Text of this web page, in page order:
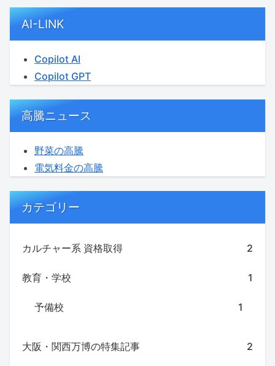
AI-LINK
Copilot AI
Copilot GPT
高騰ニュース
野菜の高騰
電気料金の高騰
カテゴリー
カルチャー系 資格取得 2
教育・学校 1
予備校 1
大阪・関西万博の特集記事 2